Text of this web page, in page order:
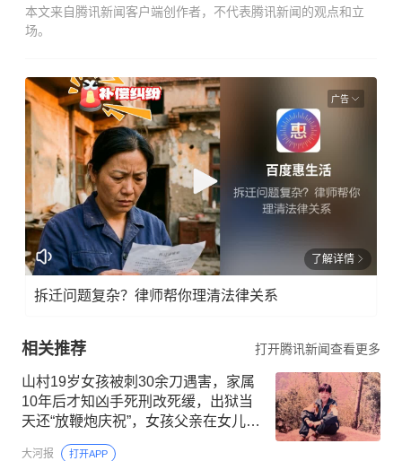
本文来自腾讯新闻客户端创作者，不代表腾讯新闻的观点和立
场。
广告
了解详情
拆迁问题复杂？律师帮你理清法律关系
相关推荐 打开腾讯新闻查看更多
山村19岁女孩被刺30余刀遇害，家属
10年后才知凶手死刑改死缓，出狱当
天还“放鞭炮庆祝”，女孩父亲在女儿坟
前痛哭许久，后抱憾离世
大河报 打开APP